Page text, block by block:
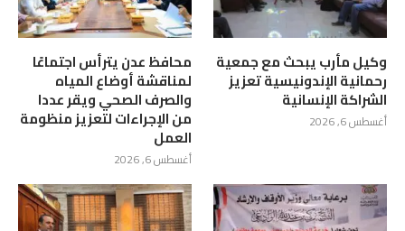
وكيل مأرب يبحث مع جمعية
رحمانية الإندونيسية تعزيز
الشراكة الإنسانية
أغسطس 6, 2026
محافظ عدن يترأس اجتماعًا
لمناقشة أوضاع المياه
والصرف الصحي ويقر عددا
من الإجراءات لتعزيز منظومة
العمل
أغسطس 6, 2026